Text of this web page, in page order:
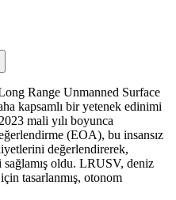
Range Unmanned Surface
kapsamlı bir yetenek edinimi
mali yılı boyunca
(EOA), bu insansız
değerlendirerek,
sağlamış oldu. LRUSV, deniz
tasarlanmış, otonom